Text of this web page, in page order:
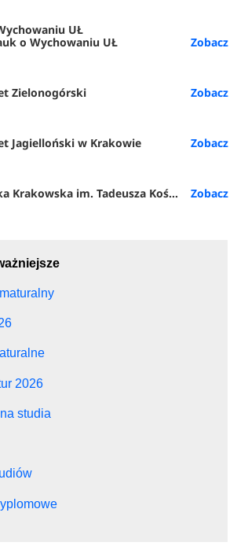
o Wychowaniu UŁ
Zielonogórski
Jagielloński w Krakowie
im. Tadeusza Kościuszki
2026
studia